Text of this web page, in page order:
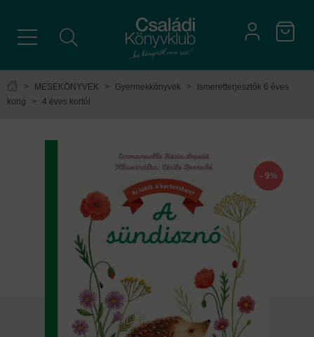
> MESEKÖNYVEK > Gyermekkönyvek >
Ismeretterjesztők 6 éves
korig
> 4 éves kortól
- 9%